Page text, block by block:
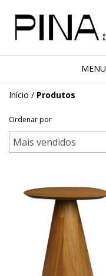
MENU
Início / Produtos
Ordenar por